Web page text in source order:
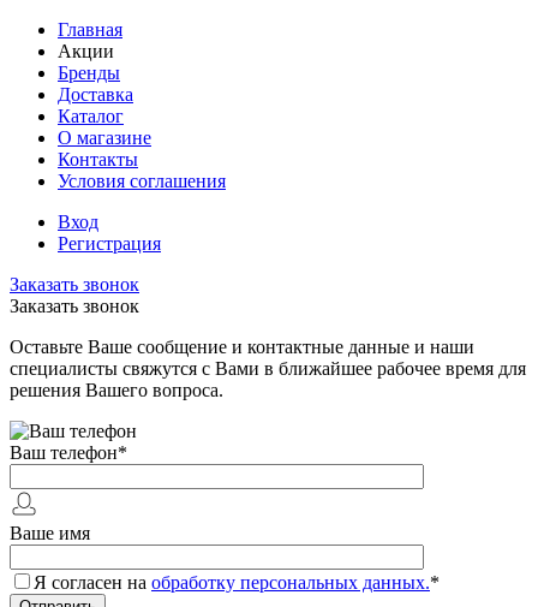
Главная
Акции
Бренды
Доставка
Каталог
О магазине
Контакты
Условия соглашения
Вход
Регистрация
Заказать звонок
Заказать звонок
Оставьте Ваше сообщение и контактные данные и наши
специалисты свяжутся с Вами в ближайшее рабочее время для
решения Вашего вопроса.
Ваш телефон*
Ваше имя
Я согласен на обработку персональных данных.*